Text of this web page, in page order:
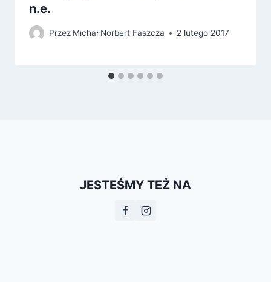
n.e.
Przez Michał Norbert Faszcza 2 lutego 2017
JESTEŚMY TEŻ NA